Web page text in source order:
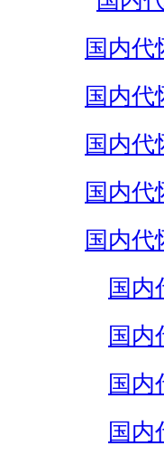
国内代
国内代
国内代
国内代
国内代
国内
国内
国内
国内